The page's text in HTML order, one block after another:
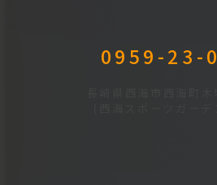
0959-23-